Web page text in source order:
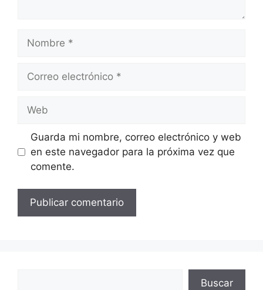
electrónico
Guarda mi nombre, correo electrónico y web
en este navegador para la próxima vez que
comente.
Buscar